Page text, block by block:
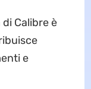
Calibre è
e